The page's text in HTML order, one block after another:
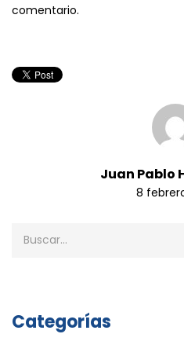
comentario.
Juan Pablo
8
Categorías